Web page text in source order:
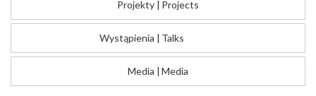
Projekty | Projects
Wystąpienia | Talks
Media | Media